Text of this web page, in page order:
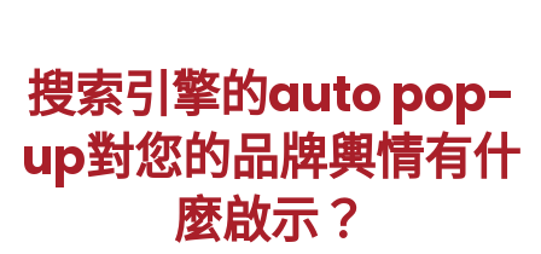
搜索引擎的auto pop-
up對您的品牌輿情有什
麼啟示？